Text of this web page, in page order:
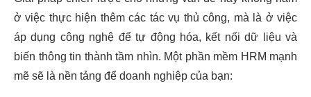
ở việc thực hiện thêm các tác vụ thủ công, mà là ở việc
áp dụng công nghệ để tự động hóa, kết nối dữ liệu và
biến thông tin thành tầm nhìn. Một phần mềm HRM mạnh
mẽ sẽ là nền tảng để doanh nghiệp của bạn: